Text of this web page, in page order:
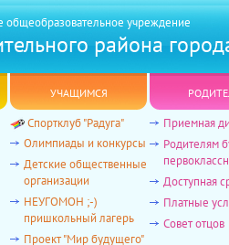
учреждение
района
учащимся
Спортклуб "Радуга"
Олимпиады и конкурсы
Детские общественные
организации
НЕУГОМОН ;-)
пришкольный лагерь
Проект "Мир будущего"
Приемная
Родителям
Доступная
Платные
Совет отцов